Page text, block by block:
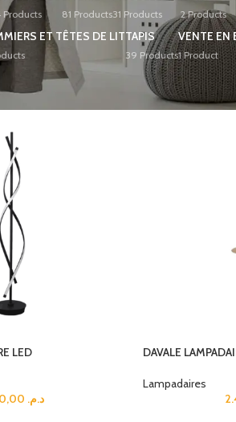
Products 81 Products31 Products 2 Products
ET TÊTES DE LITTAPIS
39 Products
VENTE EN
1 Product
LED
د.م.
DAVALE
Lampadaires